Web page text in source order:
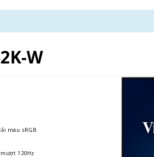
W
màu sRGB
120Hz